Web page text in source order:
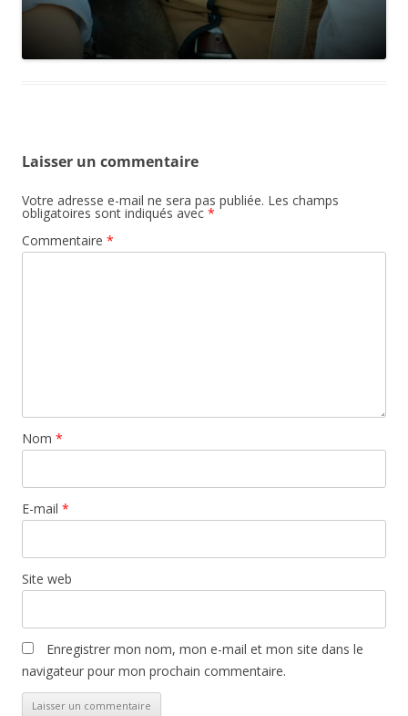
Laisser un commentaire
Votre adresse e-mail ne sera pas publiée. Les champs
obligatoires sont indiqués avec *
Commentaire *
Nom *
E-mail *
Site web
Enregistrer mon nom, mon e-mail et mon site dans le
navigateur pour mon prochain commentaire.